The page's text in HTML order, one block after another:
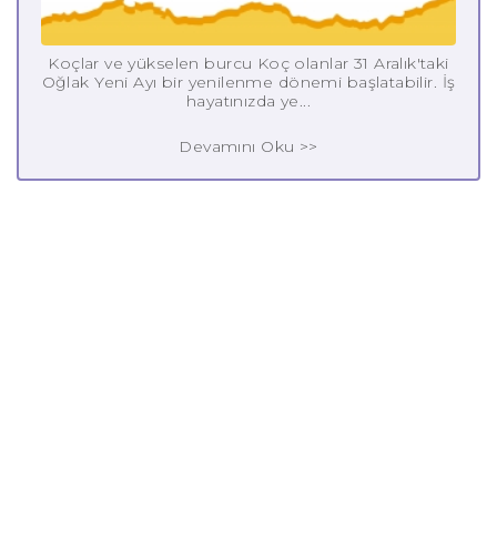
Koçlar ve yükselen burcu Koç olanlar 31 Aralık'taki
Oğlak Yeni Ayı bir yenilenme dönemi başlatabilir. İş
hayatınızda ye...
Devamını Oku >>